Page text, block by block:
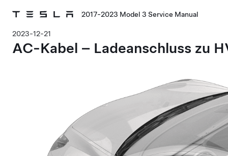
2017-2023 Model 3 Service Manual
2023-12-21
AC-Kabel – Ladeanschluss zu